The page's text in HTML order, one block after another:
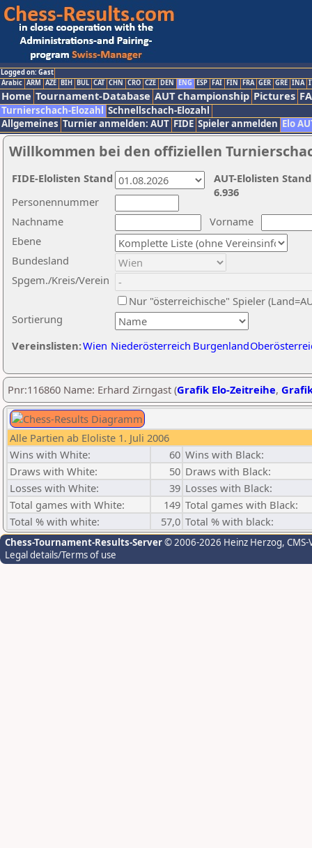
Logged on: Gast
Arabic ARM AZE BIH BUL CAT CHN CRO CZE DEN ENG ESP FAI FIN FRA GER GRE INA
Home Tournament-Database AUT championship Pictures
Turnierschach-Elozahl Schnellschach-Elozahl
Allgemeines Turnier anmelden: AUT FIDE Spieler anmelden Elo
Willkommen bei den offiziellen
Nachname
Vorname
Ebene
Sortierung
Personennummer
Bundesland
Spgem./Kreis/Verein
Nur "österreichische" Spieler
Vereinslisten:Wien Niederösterreich Burgenland
AUT-Elolisten
6.936
FIDE-Elolisten Stand
Pnr:116860 Name: Erhard Zirngast (Grafik Elo-Zeitreihe,
Alle Partien ab Eloliste 1. Juli 2006
Wins with White:
60 Wins with Black:
Draws with White:
50 Draws with Black:
Losses with White:
39 Losses with Black:
Total games with White:
149 Total games with Black:
Total % with white:
57,0 Total % with black:
Chess-Tournament-Results-Server© 2006-2026 Heinz Herzog,
Legal details/Terms of use